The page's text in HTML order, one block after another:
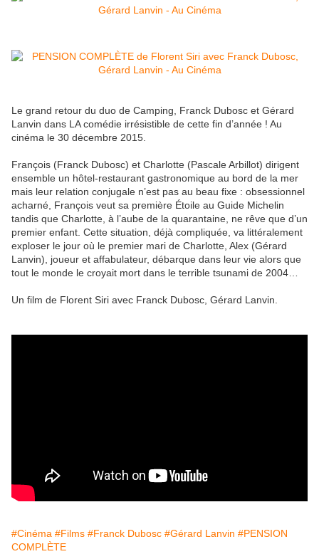
Le grand retour du duo de Camping, Franck Dubosc et Gérard
Lanvin dans LA comédie irrésistible de cette fin d’année ! Au
cinéma le 30 décembre 2015.
François (Franck Dubosc) et Charlotte (Pascale Arbillot) dirigent
ensemble un hôtel-restaurant gastronomique au bord de la mer
mais leur relation conjugale n’est pas au beau fixe : obsessionnel
acharné, François veut sa première Étoile au Guide Michelin
tandis que Charlotte, à l’aube de la quarantaine, ne rêve que d’un
premier enfant. Cette situation, déjà compliquée, va littéralement
exploser le jour où le premier mari de Charlotte, Alex (Gérard
Lanvin), joueur et affabulateur, débarque dans leur vie alors que
tout le monde le croyait mort dans le terrible tsunami de 2004…
Un film de Florent Siri avec Franck Dubosc, Gérard Lanvin.
#Cinéma #Films #Franck Dubosc #Gérard Lanvin #PENSION
COMPLÈTE